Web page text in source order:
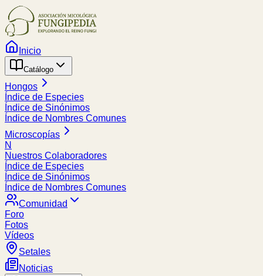
Inicio
Catálogo
Hongos
Índice de Especies
Índice de Sinónimos
Índice de Nombres Comunes
Microscopías
N
Nuestros Colaboradores
Índice de Especies
Índice de Sinónimos
Índice de Nombres Comunes
Comunidad
Foro
Fotos
Vídeos
Setales
Noticias